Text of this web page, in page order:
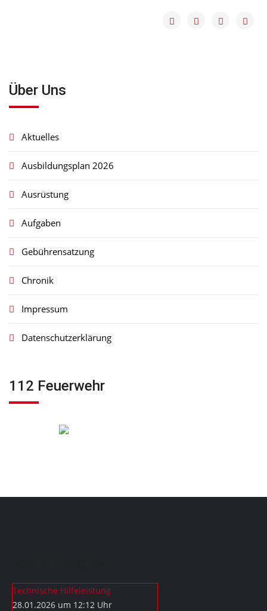
Über Uns
Aktuelles
Ausbildungsplan 2026
Ausrüstung
Aufgaben
Gebührensatzung
Chronik
Impressum
Datenschutzerklärung
112 Feuerwehr
Technische Hilfeleistung
28.01.2026 um 12:12 Uhr